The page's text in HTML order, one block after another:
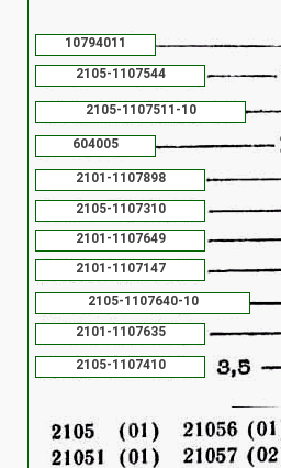
10794011
2101-1107147
2101-1107635
2101-1107649
2101-1107898
2105-1107310
2105-1107410
2105-1107511-10
2105-1107544
2105-1107640-10
604005